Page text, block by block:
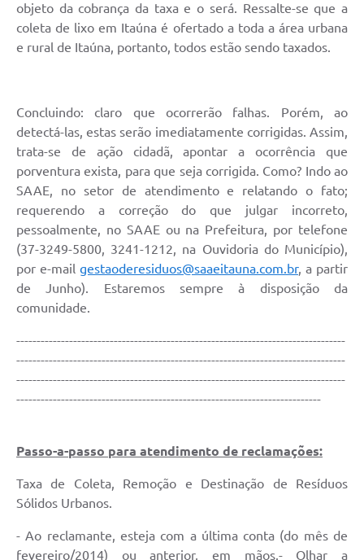
objeto da cobrança da taxa e o será. Ressalte-se que a
coleta de lixo em Itaúna é ofertado a toda a área urbana
e rural de Itaúna, portanto, todos estão sendo taxados.
Concluindo: claro que ocorrerão falhas. Porém, ao
detectá-las, estas serão imediatamente corrigidas. Assim,
trata-se de ação cidadã, apontar a ocorrência que
porventura exista, para que seja corrigida. Como? Indo ao
SAAE, no setor de atendimento e relatando o fato;
requerendo a correção do que julgar incorreto,
pessoalmente, no SAAE ou na Prefeitura, por telefone
(37-3249-5800, 3241-1212, na Ouvidoria do Município),
por e-mail gestaoderesiduos@saaeitauna.com.br, a partir
de Junho). Estaremos sempre à disposição da
comunidade.
---------------------------------------------------------------------------------
---------------------------------------------------------------------------------
---------------------------------------------------------------------------------
---------------------------------------------------------------------------
Passo-a-passo para atendimento de reclamações:
Taxa de Coleta, Remoção e Destinação de Resíduos
Sólidos Urbanos.
- Ao reclamante, esteja com a última conta (do mês de
fevereiro/2014) ou anterior, em mãos.- Olhar a